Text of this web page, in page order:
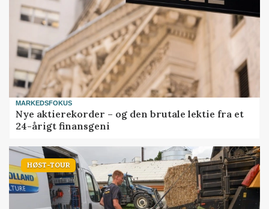
MARKEDSFOKUS
Nye aktierekorder – og den brutale lektie fra et
24-årigt finansgeni
HØST-TOUR